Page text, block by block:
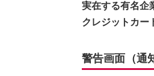
実在する有名企
クレジットカー
警告画面（通